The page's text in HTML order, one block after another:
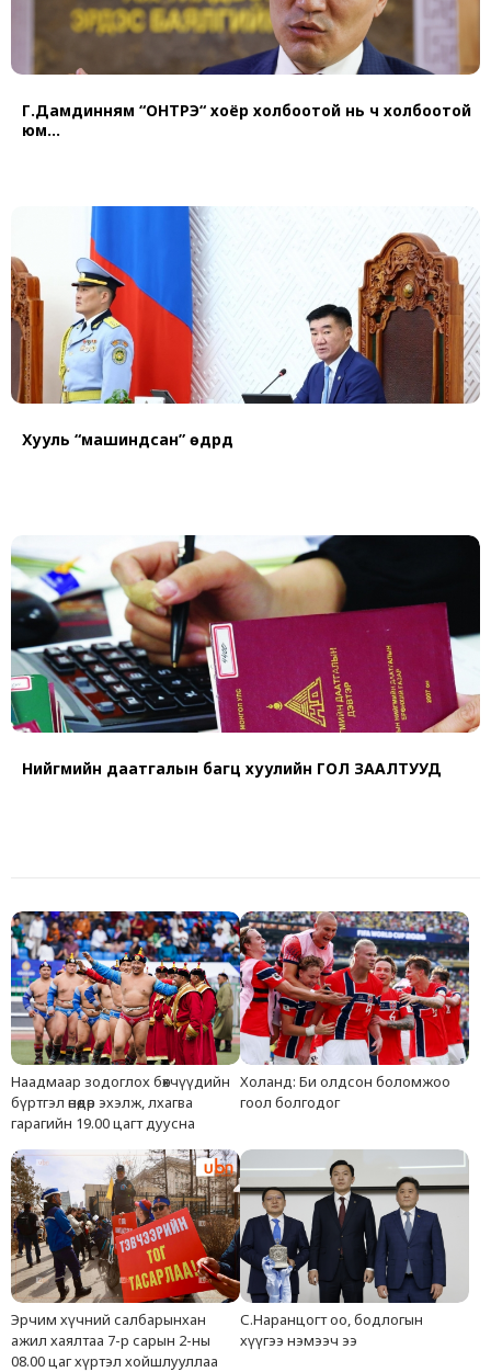
Г.Дамдинням “ОНТРЭ“ хоёр холбоотой нь ч холбоотой
юм...
Хууль “машиндсан” өдрүүд
Нийгмийн даатгалын багц хуулийн ГОЛ ЗААЛТУУД
Наадмаар зодоглох бөхчүүдийн
бүртгэл өнөөдөр эхэлж, лхагва
гарагийн 19.00 цагт дуусна
Холанд: Би олдсон боломжоо
гоол болгодог
Эрчим хүчний салбарынхан
ажил хаялтаа 7-р сарын 2-ны
08.00 цаг хүртэл хойшлууллаа
С.Наранцогт оо, бодлогын
хүүгээ нэмээч ээ